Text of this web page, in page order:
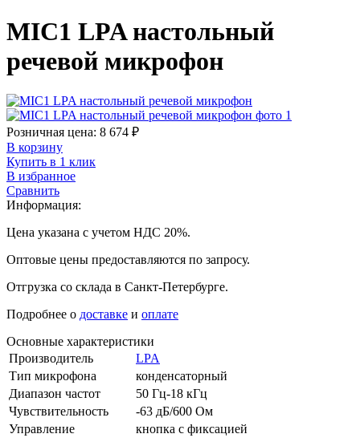
MIC1 LPA настольный
речевой микрофон
Розничная цена: 8 674 ₽
В корзину
Купить в 1 клик
В избранное
Сравнить
Информация:
Цена указана с учетом НДС 20%.
Оптовые цены предоставляются по запросу.
Отгрузка со склада в Санкт-Петербурге.
Подробнее о доставке и оплате
Основные характеристики
Производитель
LPA
Тип микрофона
конденсаторный
Диапазон частот
50 Гц-18 кГц
Чувствительность
-63 дБ/600 Ом
Управление
кнопка с фиксацией